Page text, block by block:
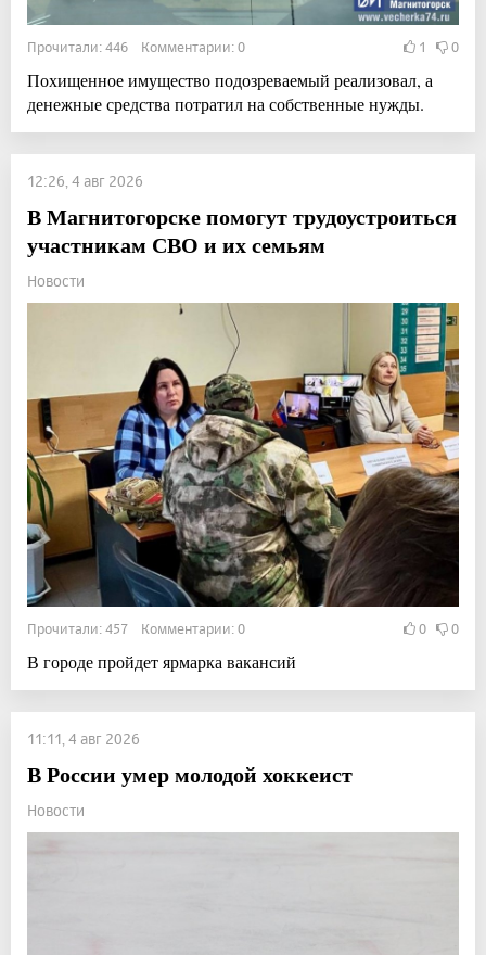
Прочитали: 446 Комментарии: 0 1 0
Похищенное имущество подозреваемый реализовал, а
денежные средства потратил на собственные нужды.
12:26, 4 авг 2026
В Магнитогорске помогут трудоустроиться
участникам СВО и их семьям
Новости
Прочитали: 457 Комментарии: 0 0 0
В городе пройдет ярмарка вакансий
11:11, 4 авг 2026
В России умер молодой хоккеист
Новости